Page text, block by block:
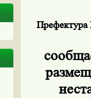
Префектура